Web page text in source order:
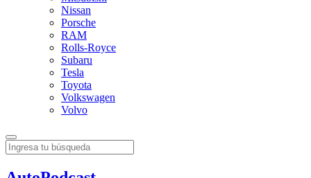
Nissan
Porsche
RAM
Rolls-Royce
Subaru
Tesla
Toyota
Volkswagen
Volvo